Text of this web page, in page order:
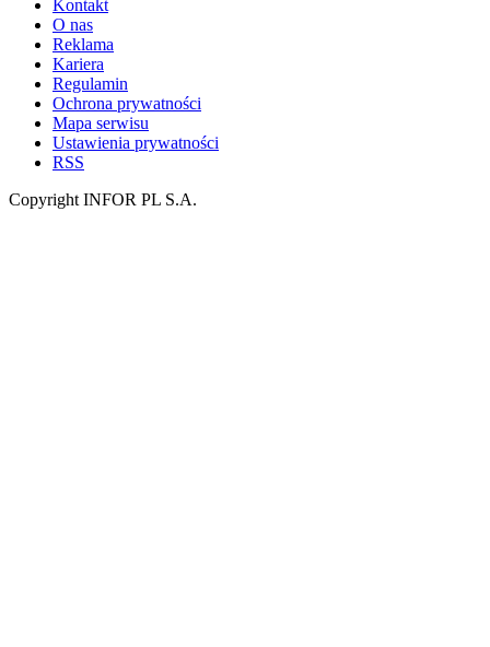
Kontakt
O nas
Reklama
Kariera
Regulamin
Ochrona prywatności
Mapa serwisu
Ustawienia prywatności
RSS
Copyright INFOR PL S.A.